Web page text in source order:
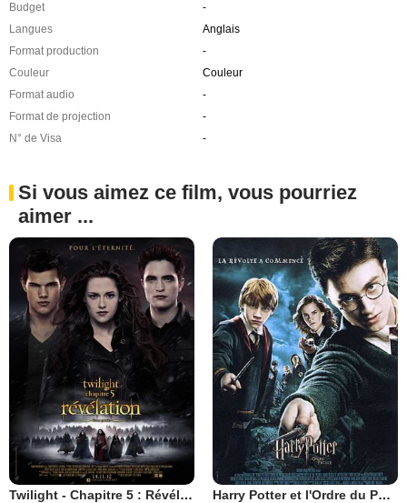
Budget
-
Langues
Anglais
Format production
-
Couleur
Couleur
Format audio
-
Format de projection
-
N° de Visa
-
Si vous aimez ce film, vous pourriez
aimer ...
Twilight - Chapitre 5 : Révélation 2e partie Harry Potter et l'Ordre du Phénix